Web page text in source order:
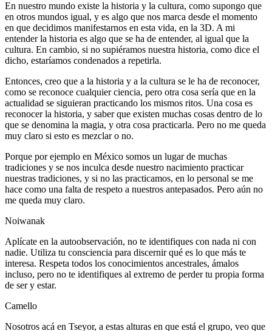
En nuestro mundo existe la historia y la cultura, como supongo que
en otros mundos igual, y es algo que nos marca desde el momento
en que decidimos manifestarnos en esta vida, en la 3D. A mi
entender la historia es algo que se ha de entender, al igual que la
cultura. En cambio, si no supiéramos nuestra historia, como dice el
dicho, estaríamos condenados a repetirla.
Entonces, creo que a la historia y a la cultura se le ha de reconocer,
como se reconoce cualquier ciencia, pero otra cosa sería que en la
actualidad se siguieran practicando los mismos ritos. Una cosa es
reconocer la historia, y saber que existen muchas cosas dentro de lo
que se denomina la magia, y otra cosa practicarla. Pero no me queda
muy claro si esto es mezclar o no.
Porque por ejemplo en México somos un lugar de muchas
tradiciones y se nos inculca desde nuestro nacimiento practicar
nuestras tradiciones, y si no las practicamos, en lo personal se me
hace como una falta de respeto a nuestros antepasados. Pero aún no
me queda muy claro.
Noiwanak
Aplícate en la autoobservación, no te identifiques con nada ni con
nadie. Utiliza tu consciencia para discernir qué es lo que más te
interesa. Respeta todos los conocimientos ancestrales, ámalos
incluso, pero no te identifiques al extremo de perder tu propia forma
de ser y estar.
Camello
Nosotros acá en Tseyor, a estas alturas en que está el grupo, veo que